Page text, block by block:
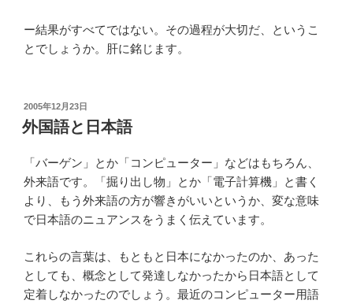
ー結果がすべてではない。その過程が大切だ、というこ
とでしょうか。肝に銘じます。
投
稿
日:
2005年12月23日
外国語と日本語
「バーゲン」とか「コンピューター」などはもちろん、
外来語です。「掘り出し物」とか「電子計算機」と書く
より、もう外来語の方が響きがいいというか、変な意味
で日本語のニュアンスをうまく伝えています。
これらの言葉は、もともと日本になかったのか、あった
としても、概念として発達しなかったから日本語として
定着しなかったのでしょう。最近のコンピューター用語